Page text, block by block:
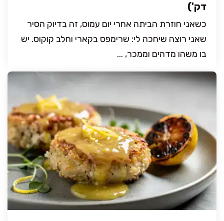
דק')
כשאני חוזרת הביתה אחרי יום עמוס, זה בדיוק הסיר
שאני רוצה שיחכה לי: שרימפס בקארי וחלב קוקוס. יש
בו משהו מדהים וממכר, ...